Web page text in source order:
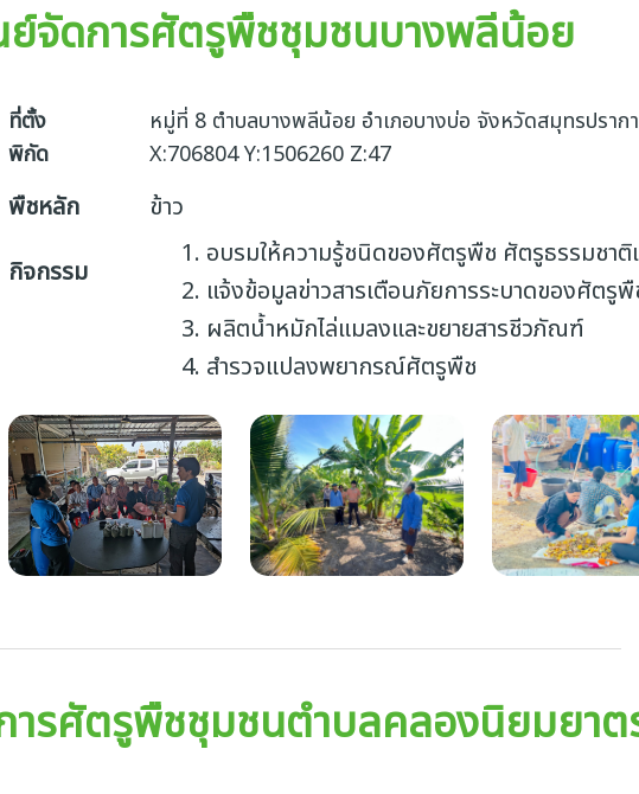
จัดการศัตรูพืชชุมชนบางพลีน้อย
ที่ตั้ง
พิกัด
พืชหลัก
กิจกรรม
หมู่ที่ 8 ตำบลบางพลีน้อย อำเภอบางบ่อ จังหวัดสมุทรปราก
X:706804 Y:1506260 Z:47
ข้าว
อบรมให้ความรู้ชนิดของศัตรูพืช ศัตรูธรรมชาติ
แจ้งข้อมูลข่าวสารเตือนภัยการระบาดของศัตรู
ผลิตน้ำหมักไล่แมลงและขยายสารชีวภัณฑ์
สำรวจแปลงพยากรณ์ศัตรูพืช
รศัตรูพืชชุมชนตำบลคลองนิยมยาต